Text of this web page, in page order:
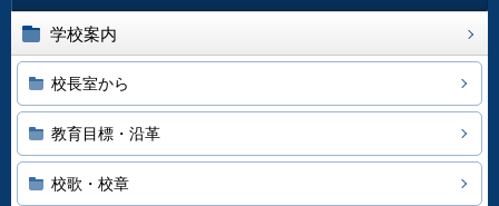
学校案内
校長室から
教育目標・沿革
校歌・校章